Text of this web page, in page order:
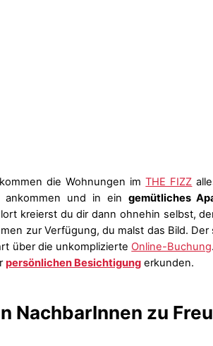
die Wohnungen imTHE FIZZ
ankommen und in ein gemütliches
kreierst du dir dann ohnehin selbst,
zur Verfügung, du malst das Bild.
über die unkomplizierte Online-Buchung
persönlichen Besichtigung erkunden.
NachbarInnen zu